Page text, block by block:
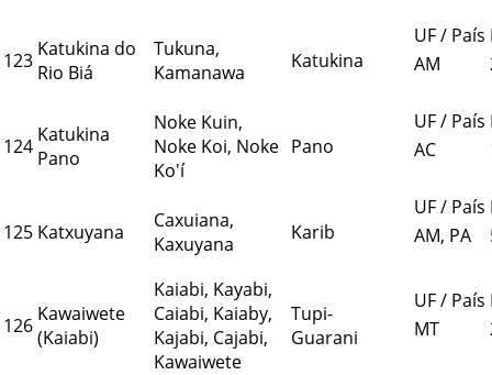
123 Katukina do
Rio Biá
Tukuna,
Kamanawa
Katukina
UF / País
AM
124 Katukina
Pano
Noke Kuin,
Noke Koi, Noke
Ko'í
Pano
UF / País
AC
125 Katxuyana
Caxuiana,
Kaxuyana
Karib
UF / País
AM, PA
126 Kawaiwete
(Kaiabi)
Kaiabi, Kayabi,
Caiabi, Kaiaby,
Kajabi, Cajabi,
Kawaiwete
Tupi-
Guarani
UF / País
MT